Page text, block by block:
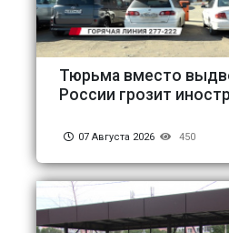
Тюрьма вместо
России грозит
07 Августа 2026 450